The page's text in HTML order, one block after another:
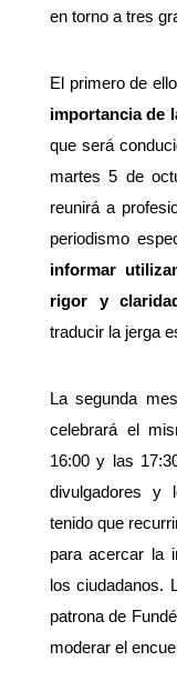
en torno a tres
El primero de
importancia de
que será
martes 5 de
reunirá a
periodismo
informar
rigor y
traducir la jerga
La segunda
celebrará el
16:00 y las
divulgadores y
tenido que
para acercar la
los ciudadanos.
patrona de
moderar el